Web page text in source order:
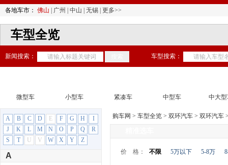
各地车市： 佛山 广州 中山 无锡 更多>>
车型全览
新闻搜索： 车型搜索：
微型车 小型车 紧凑车 中型车 中大
A B C D E F G H
I
J
K L M N O P Q
R
S
T U V W X Y Z
A
购车网 > 车型全览 > 双环汽车 > 双环汽车
价 格： 不限 5万以下 5-8万